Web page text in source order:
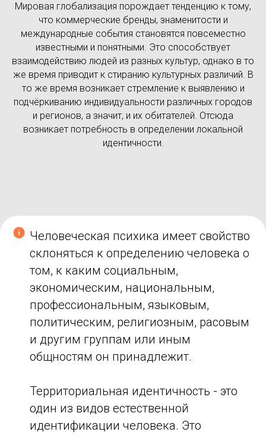
Мировая глобализация порождает тенденцию к тому,
что коммерческие бренды, знаменитости и
международные события становятся повсеместно
известными и понятными. Это способствует
взаимодействию людей из разных культур, однако в то
же время приводит к стиранию культурных различий. В
то же время возникает стремление к выявлению и
подчёркиванию индивидуальности различных городов
и регионов, а значит, и их обитателей. Отсюда
возникает потребность в определении локальной
идентичности.
Человеческая психика имеет свойство
склоняться к определению человека о
том, к каким социальным,
экономическим, национальным,
профессиональным, языковым,
политическим, религиозным, расовым
и другим группам или иным
общностям он принадлежит.
Территориальная идентичность - это
один из видов естественной
идентификации человека. Это